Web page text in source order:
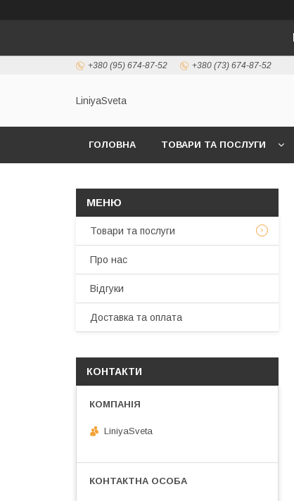
+380 (95) 674-87-52 +380 (73) 674-87-52
LiniyaSveta
ГОЛОВНА ТОВАРИ ТА ПОСЛУГИ
Товари та послуги
Про нас
Відгуки
Доставка та оплата
КОНТАКТИ
LiniyaSveta